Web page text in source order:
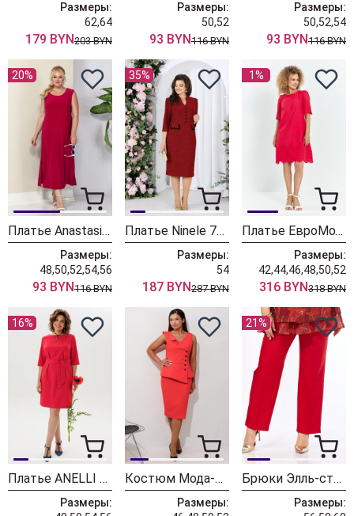
Размеры:
62,64
179 BYN203 BYN
Размеры:
50,52
93 BYN116 BYN
Размеры:
50,52,54
93 BYN116 BYN
20%
Платье Anastasia 1120 красное
Размеры:
48,50,52,54,56
93 BYN116 BYN
35%
Платье Ninele 7534 красный
Размеры:
54
187 BYN287 BYN
1%
Платье ЕвроМода 734 красный
Размеры:
42,44,46,48,50,52
316 BYN318 BYN
16%
Платье ANELLI LAUREL 1850 красный мак
Размеры:
Костюм Мода-Юрс 26-2977 коралл
Размеры:
21%
Брюки Элль-стиль 2002-12 красный
Размеры: